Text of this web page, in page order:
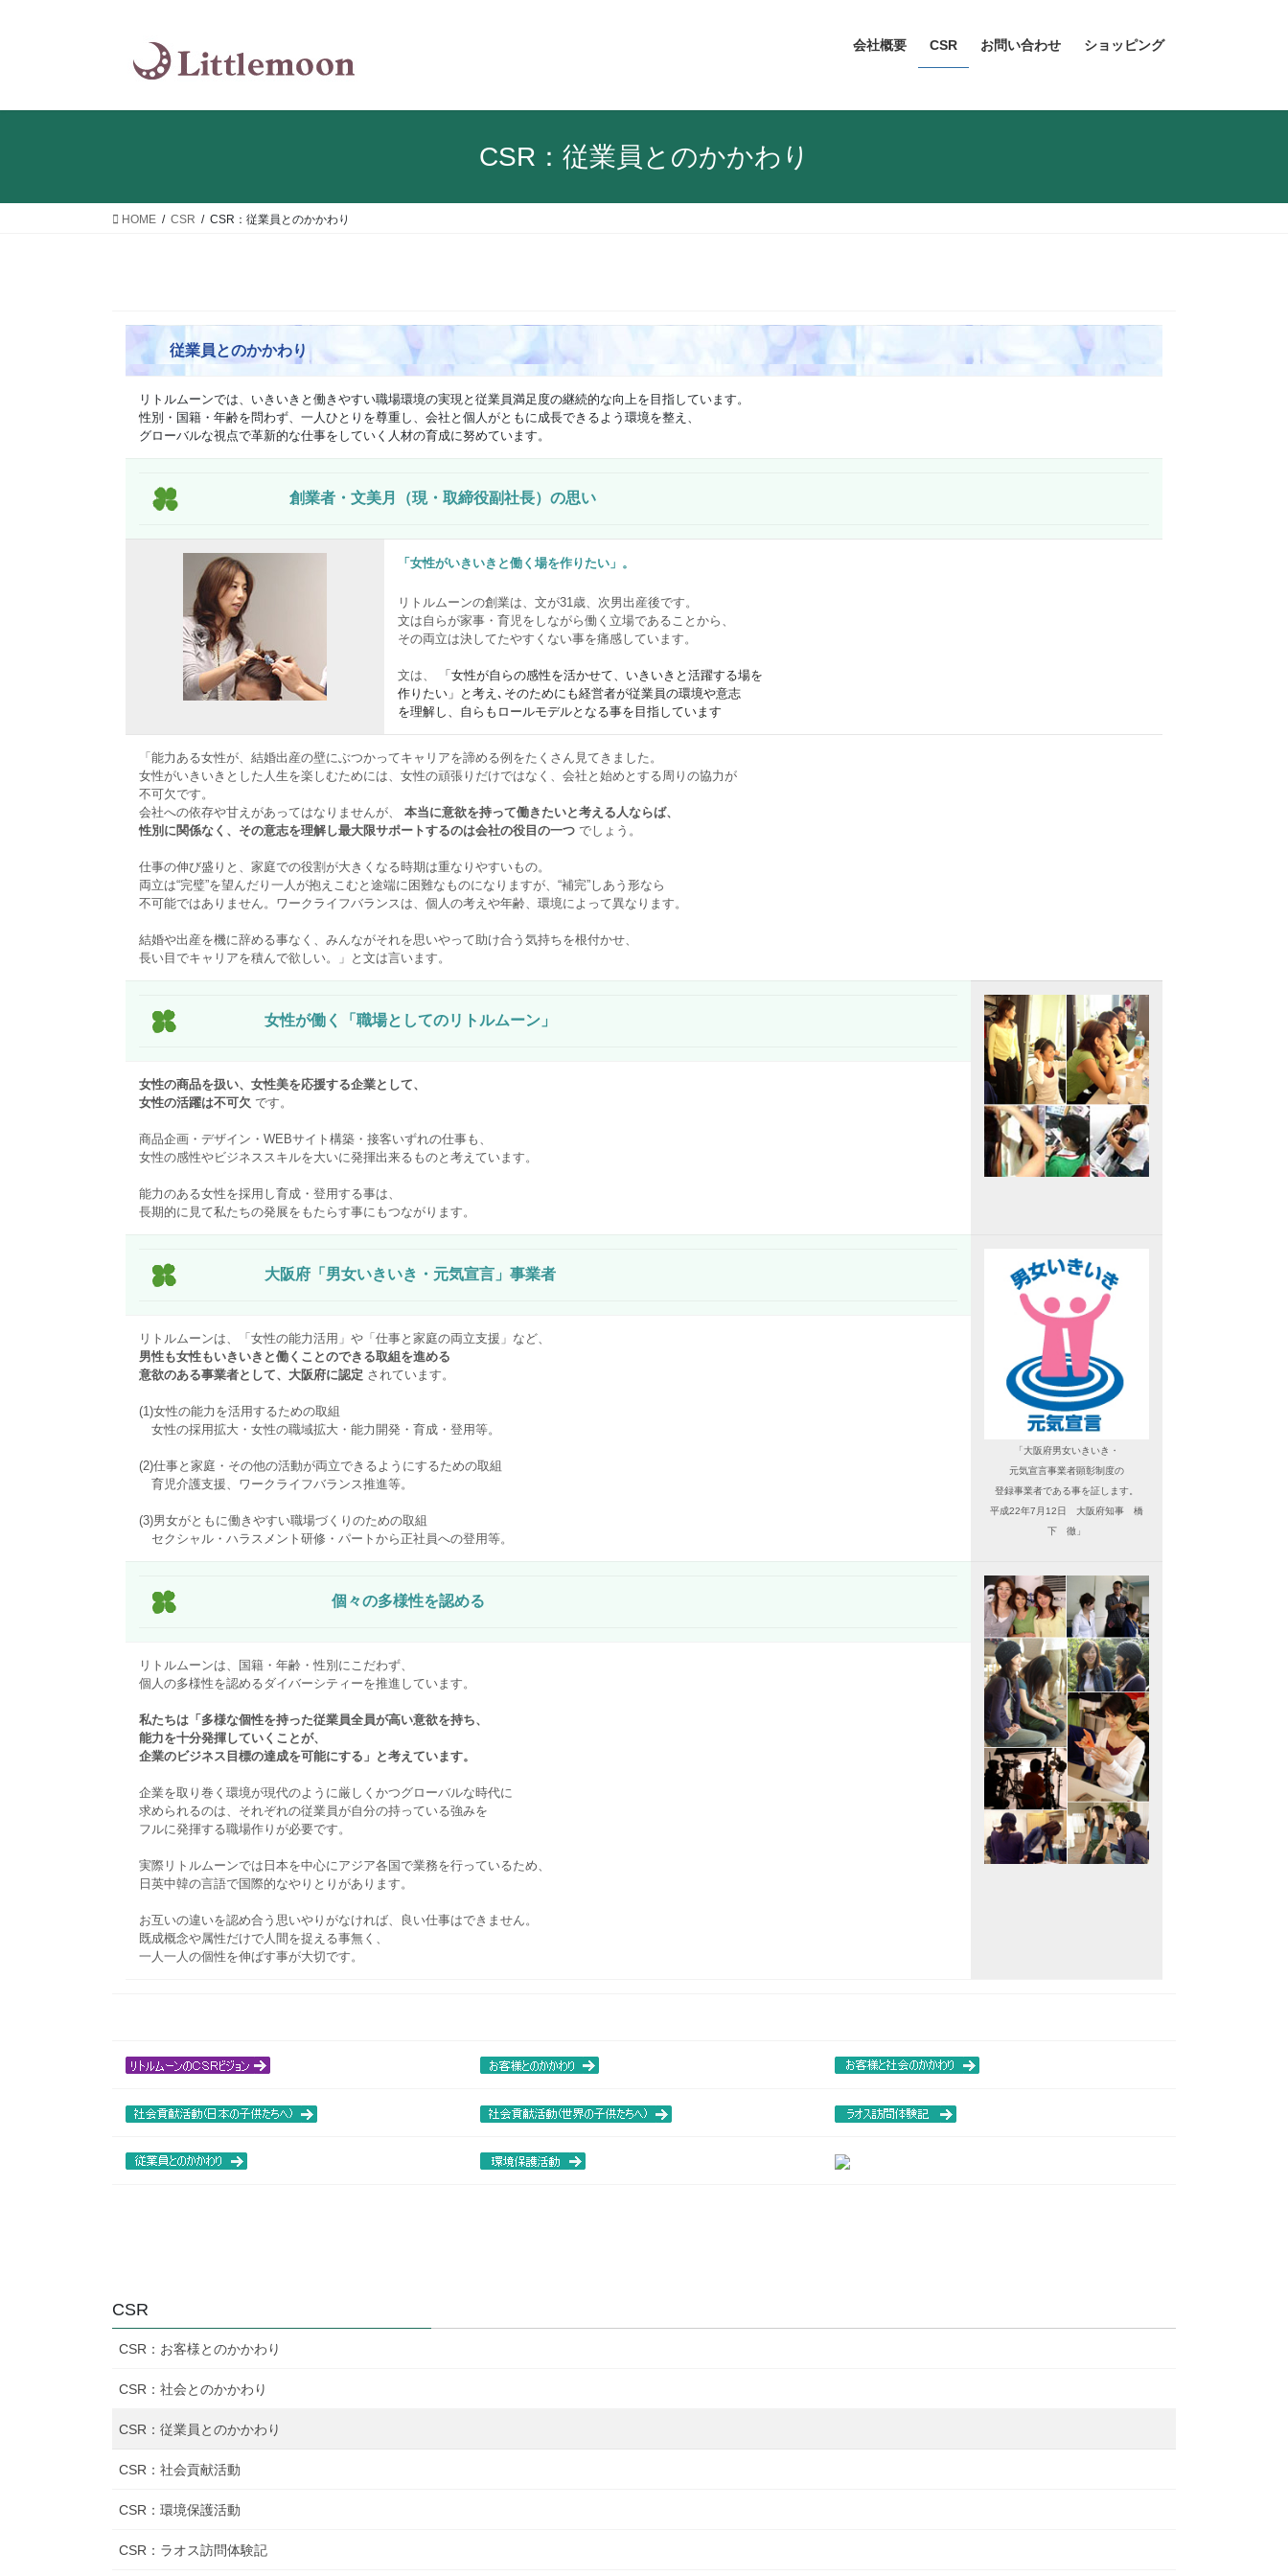
会社概要 CSR お問い合わせ ショッピング
CSR：従業員とのかかわり
HOME CSR CSR：従業員とのかかわり
従業員とのかかわり
リトルムーンでは、いきいきと働きやすい職場環境の実現と従業員満足度の継続的な向上を目指しています。
性別・国籍・年齢を問わず、一人ひとりを尊重し、会社と個人がともに成長できるよう環境を整え、
グローバルな視点で革新的な仕事をしていく人材の育成に努めています。
創業者・文美月（現・取締役副社長）の思い
「女性がいきいきと働く場を作りたい」。
リトルムーンの創業は、文が31歳、次男出産後です。
文は自らが家事・育児をしながら働く立場であることから、
その両立は決してたやすくない事を痛感しています。
文は、
「女性が自らの感性を活かせて、いきいきと活躍する場を
作りたい」と考え､そのためにも経営者が従業員の環境や意志
を理解し、自らもロールモデルとなる事を目指しています
「能力ある女性が、結婚出産の壁にぶつかってキャリアを諦める例をたくさん見てきました。
女性がいきいきとした人生を楽しむためには、女性の頑張りだけではなく、会社と始めとする周りの協力が
不可欠です。
会社への依存や甘えがあってはなりませんが、 本当に意欲を持って働きたいと考える人ならば、
性別に関係なく、その意志を理解し最大限サポートするのは会社の役目の一つ でしょう。
仕事の伸び盛りと、家庭での役割が大きくなる時期は重なりやすいもの。
両立は“完璧”を望んだり一人が抱えこむと途端に困難なものになりますが、“補完”しあう形なら
不可能ではありません。ワークライフバランスは、個人の考えや年齢、環境によって異なります。
結婚や出産を機に辞める事なく、みんながそれを思いやって助け合う気持ちを根付かせ、
長い目でキャリアを積んで欲しい。」と文は言います。
女性が働く「職場としてのリトルムーン」
女性の商品を扱い、女性美を応援する企業として、
女性の活躍は不可欠 です。
商品企画・デザイン・WEBサイト構築・接客いずれの仕事も、
女性の感性やビジネススキルを大いに発揮出来るものと考えています。
能力のある女性を採用し育成・登用する事は、
長期的に見て私たちの発展をもたらす事にもつながります。
大阪府「男女いきいき・元気宣言」事業者
「大阪府男女いきいき・
元気宣言事業者顕彰制度の
登録事業者である事を証します。
平成22年7月12日 大阪府知事 橋
下 徹」
リトルムーンは、「女性の能力活用」や「仕事と家庭の両立支援」など、
男性も女性もいきいきと働くことのできる取組を進める
意欲のある事業者として、大阪府に認定 されています。
(1)女性の能力を活用するための取組
女性の採用拡大・女性の職域拡大・能力開発・育成・登用等。
(2)仕事と家庭・その他の活動が両立できるようにするための取組
育児介護支援、ワークライフバランス推進等。
(3)男女がともに働きやすい職場づくりのための取組
セクシャル・ハラスメント研修・パートから正社員への登用等。
個々の多様性を認める
リトルムーンは、国籍・年齢・性別にこだわず、
個人の多様性を認めるダイバーシティーを推進しています。
私たちは「多様な個性を持った従業員全員が高い意欲を持ち、
能力を十分発揮していくことが、
企業のビジネス目標の達成を可能にする」と考えています。
企業を取り巻く環境が現代のように厳しくかつグローバルな時代に
求められるのは、それぞれの従業員が自分の持っている強みを
フルに発揮する職場作りが必要です。
実際リトルムーンでは日本を中心にアジア各国で業務を行っているため、
日英中韓の言語で国際的なやりとりがあります。
お互いの違いを認め合う思いやりがなければ、良い仕事はできません。
既成概念や属性だけで人間を捉える事無く、
一人一人の個性を伸ばす事が大切です。
CSR
CSR：お客様とのかかわり
CSR：社会とのかかわり
CSR：従業員とのかかわり
CSR：社会貢献活動
CSR：環境保護活動
CSR：ラオス訪問体験記